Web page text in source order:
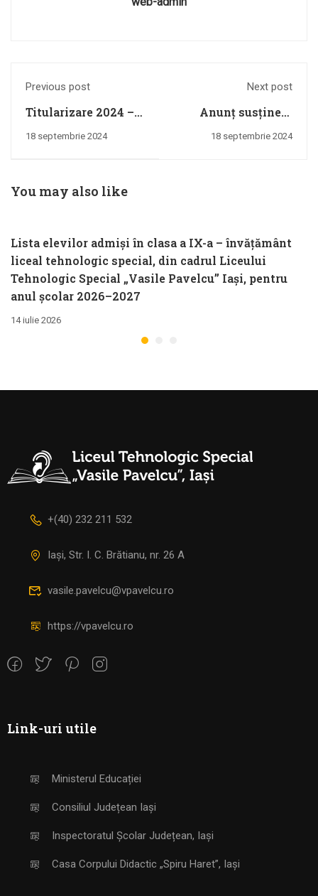
Previous post
Titularizare 2024 –
informații
18 septembrie 2024
Next post
Anunț susținere
probă practică de
18 septembrie 2024
You may also like
Lista elevilor admiși în clasa a IX-a – învățământ
liceal tehnologic special, din cadrul Liceului
Tehnologic Special „Vasile Pavelcu” Iași, pentru
anul școlar 2026–2027
14 iulie 2026
+(40) 232 211 532
Iași, Str. I. C. Brătianu, nr. 26 A
vasile.pavelcu@vpavelcu.ro
https://vpavelcu.ro
Link-uri utile
Ministerul Educației
Consiliul Județean Iași
Inspectoratul Școlar Județean, Iași
Casa Corpului Didactic „Spiru Haret”, Iași